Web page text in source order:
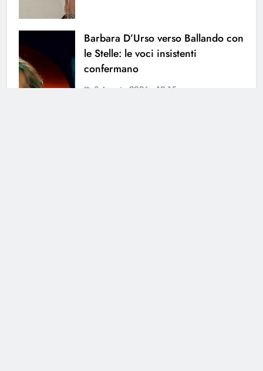
Barbara D’Urso verso Ballando con
le Stelle: le voci insistenti
confermano
3 Agosto 2026 • 12:15